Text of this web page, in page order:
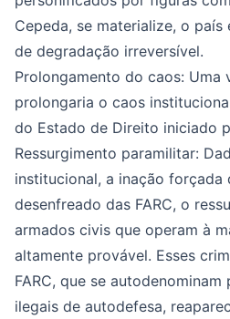
Cepeda, se materialize, o país
de degradação irreversível.
Prolongamento do caos: Uma
prolongaria o caos
do Estado de Direito iniciado
Ressurgimento paramilitar:
institucional, a inação
desenfreado das FARC, o
armados civis que operam à
altamente provável. Esses
FARC, que se
ilegais de autodefesa,